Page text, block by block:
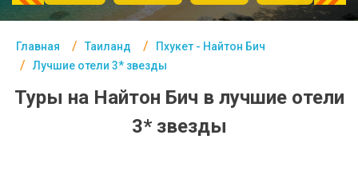
Главная Таиланд
Пхукет - Найтон Бич
Лучшие отели 3* звезды
Туры на Найтон Бич в лучшие отели
3* звезды
Египет